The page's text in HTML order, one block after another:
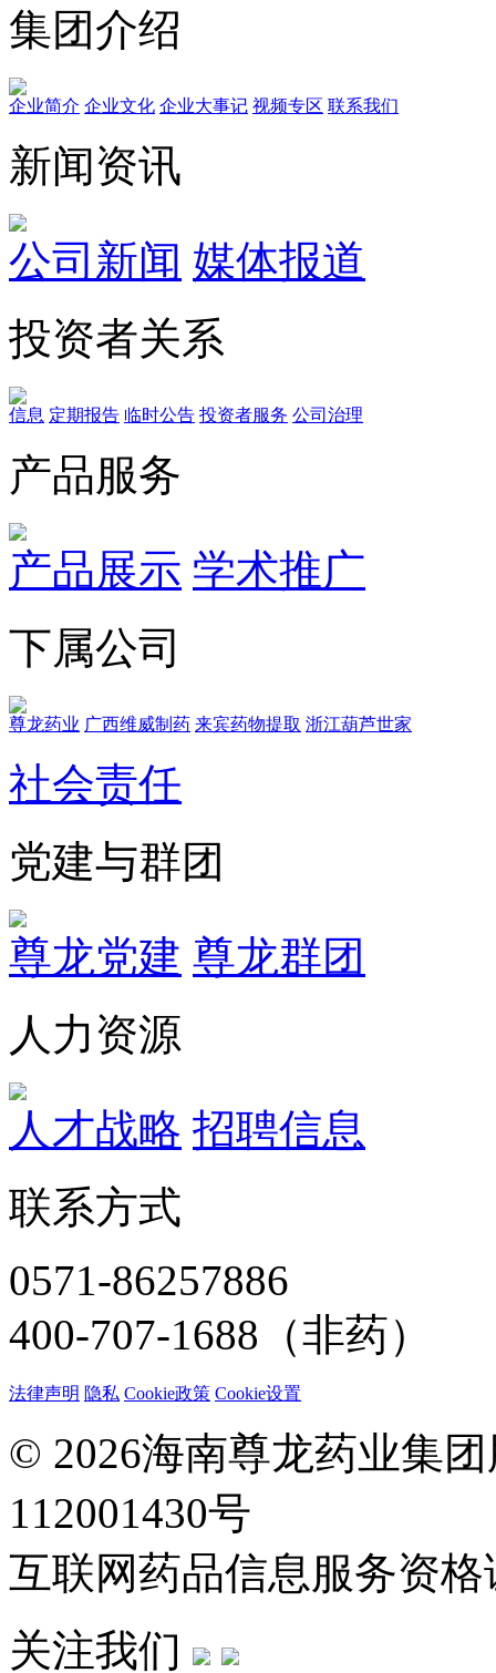
集团介绍
企业简介 企业文化 企业⼤事记 视频专区 联系我们
新闻资讯
公司新闻 媒体报道
投资者关系
信息 定期报告 临时公告 投资者服务 公司治理
产品服务
产品展示 学术推广
下属公司
尊龙药业 广西维威制药 来宾药物提取 浙江葫芦世家
社会责任
党建与群团
尊龙党建 尊龙群团
人力资源
人才战略 招聘信息
联系方式
0571-86257886
400-707-1688（非药）
法律声明 隐私 Cookie政策 Cookie设置
© 2026海南尊龙药业集
112001430号
互联网药品信息服务资
关注我们